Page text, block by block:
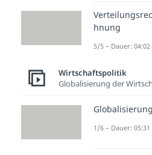
Konflikt,
ausgereizt
Ein
Verteilungsrec
hnung
5/5 – Dauer: 04:02
Wirtschaftspolitik
Globalisierung der
Globalisierung
1/6 – Dauer: 05:31